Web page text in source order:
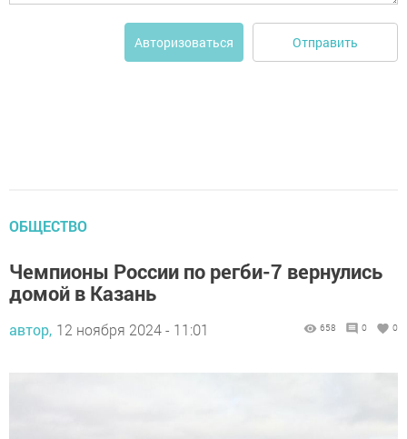
Авторизоваться Отправить
ОБЩЕСТВО
Чемпионы России по регби-7 вернулись
домой в Казань
автор, 12 ноября 2024 - 11:01 658 0 0